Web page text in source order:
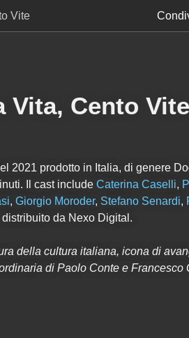
Vite
Vita, Cento Vite
2021 prodotto in Italia, di genere
Il cast include Caterina Caselli,
, Giorgio Moroder, Stefano Senardi,
da Nexo Digital.
della cultura italiana, icona di
di Paolo Conte e Francesco